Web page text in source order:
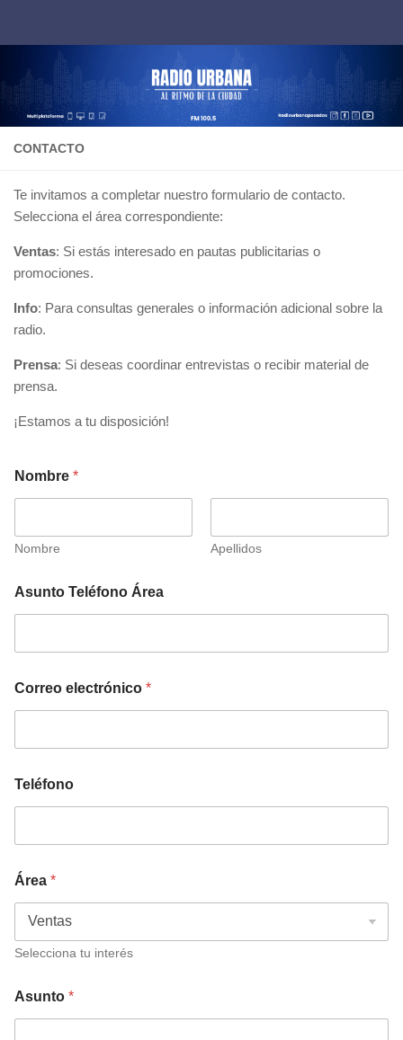
CONTACTO
Te invitamos a completar nuestro formulario de contacto.
Selecciona el área correspondiente:
Ventas: Si estás interesado en pautas publicitarias o
promociones.
Info: Para consultas generales o información adicional sobre la
radio.
Prensa: Si deseas coordinar entrevistas o recibir material de
prensa.
¡Estamos a tu disposición!
Nombre *
Nombre Apellidos
Asunto Teléfono Área
Correo electrónico *
Teléfono
Área *
Selecciona tu interés
Asunto *